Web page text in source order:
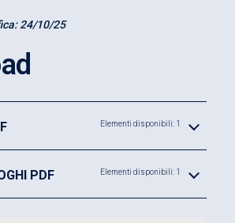
24/10/25
Elementi disponibili: 1
PDF Elementi disponibili: 1